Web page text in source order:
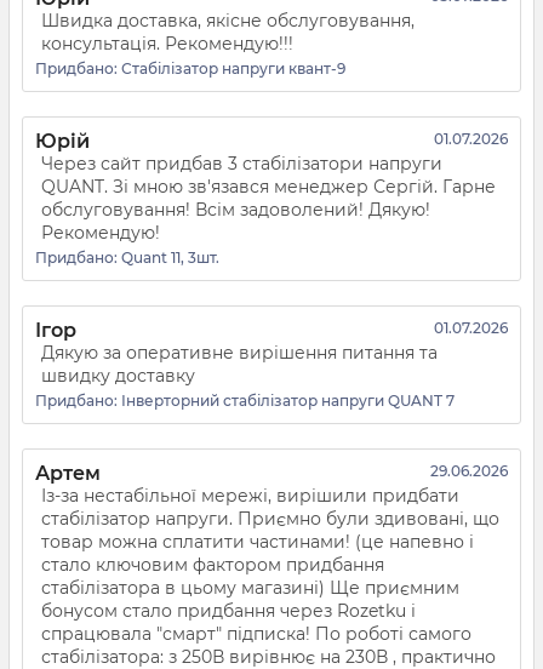
Швидка доставка, якісне обслуговування,
консультація. Рекомендую!!!
Придбано: Стабілізатор напруги квант-9
Юрій 01.07.2026
Через сайт придбав 3 стабілізатори напруги
QUANT. Зі мною зв'язався менеджер Сергій. Гарне
обслуговування! Всім задоволений! Дякую!
Рекомендую!
Придбано: Quant 11, 3шт.
Ігор 01.07.2026
Дякую за оперативне вирішення питання та
швидку доставку
Придбано: Інверторний стабілізатор напруги QUANT 7
Артем 29.06.2026
Із-за нестабільної мережі, вирішили придбати
стабілізатор напруги. Приємно були здивовані, що
товар можна сплатити частинами! (це напевно і
стало ключовим фактором придбання
стабілізатора в цьому магазині) Ще приємним
бонусом стало придбання через Rozetku і
спрацювала "смарт" підписка! По роботі самого
стабілізатора: з 250В вирівнює на 230В , практично